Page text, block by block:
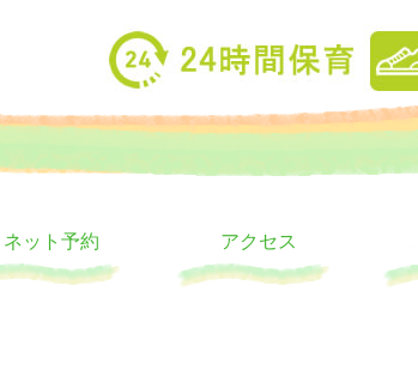
ネット予約 アクセス